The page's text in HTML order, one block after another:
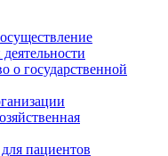
о государственной
пациентов